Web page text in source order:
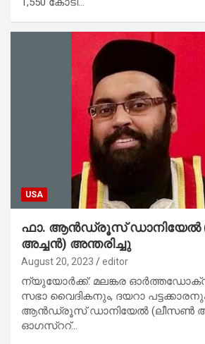
USA
ഫാ. ആൻഡ്രൂസ് ഡാനിയേൽ
അച്ചൻ) അന്തരിച്ചു
August 20, 2023 editor
ന്യുയോർക്ക്: മലങ്കര
സഭാ വൈദികനും, ദയറാ
ആൻഡ്രൂസ് ഡാനിയേൽ (ലീസൺ
ഓഗസ്ററ്…